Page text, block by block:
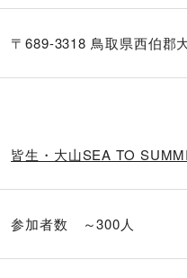
〒689-3318 鳥取県西伯郡
皆生・大山SEA TO
参加者数 ～300人